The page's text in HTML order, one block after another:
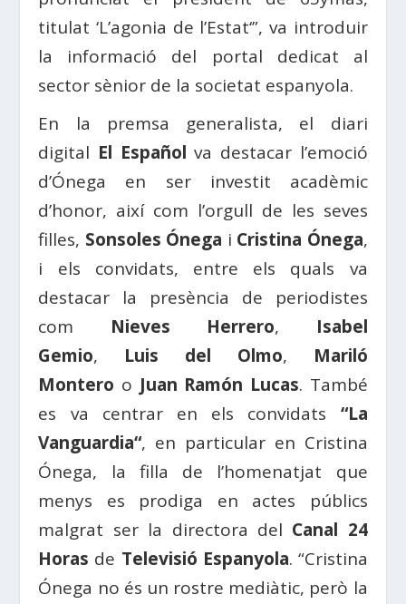
titulat ‘L’agonia de l’Estat‘”, va introduir
la informació del portal dedicat al
sector sènior de la societat espanyola.
En la premsa generalista, el diari
digital El Español va destacar l’emoció
d’Ónega en ser investit acadèmic
d’honor, així com l’orgull de les seves
filles, Sonsoles Ónega i Cristina Ónega,
i els convidats, entre els quals va
destacar la presència de periodistes
com Nieves Herrero, Isabel
Gemio, Luis del Olmo, Mariló
Montero o Juan Ramón Lucas. També
es va centrar en els convidats “La
Vanguardia“, en particular en Cristina
Ónega, la filla de l’homenatjat que
menys es prodiga en actes públics
malgrat ser la directora del Canal 24
Horas de Televisió Espanyola. “Cristina
Ónega no és un rostre mediàtic, però la